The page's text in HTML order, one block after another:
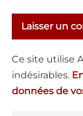
Ce site utilise
indésirables.
données de